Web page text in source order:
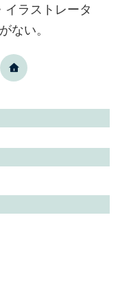
イラストレータ
ない。